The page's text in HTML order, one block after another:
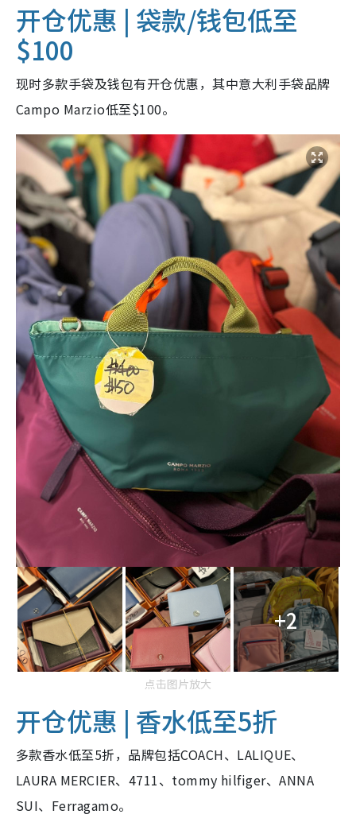
开仓优惠 | 袋款/钱包低至
$100
现时多款手袋及钱包有开仓优惠，其中意大利手袋品牌
Campo Marzio低至$100。
+2
点击图片放大
开仓优惠 | 香水低至5折
多款香水低至5折，品牌包括COACH、LALIQUE、
LAURA MERCIER、4711、tommy hilfiger、ANNA
SUI、Ferragamo。